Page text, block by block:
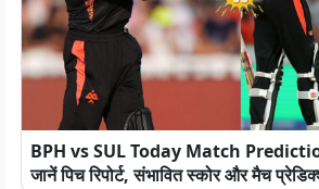
BPH vs SUL Today Match
जानें पिच रिपोर्ट, संभावित स्कोर और मैच